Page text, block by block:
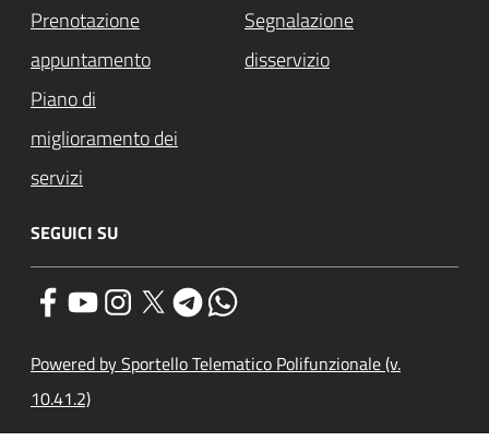
Prenotazione
appuntamento
Segnalazione
disservizio
Piano di
miglioramento dei
servizi
SEGUICI SU
Powered by Sportello Telematico Polifunzionale (v.
10.41.2)